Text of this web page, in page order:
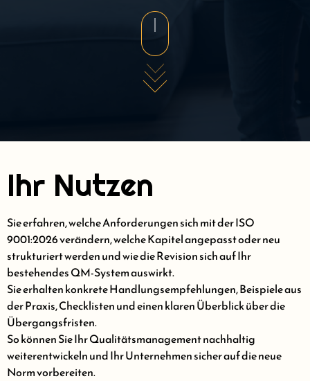
Ihr Nutzen
Sie erfahren, welche Anforderungen sich mit der ISO
9001:2026 verändern, welche Kapitel angepasst oder neu
strukturiert werden und wie die Revision sich auf Ihr
bestehendes QM-System auswirkt.
Sie erhalten konkrete Handlungsempfehlungen, Beispiele aus
der Praxis, Checklisten und einen klaren Überblick über die
Übergangsfristen.
So können Sie Ihr Qualitätsmanagement nachhaltig
weiterentwickeln und Ihr Unternehmen sicher auf die neue
Norm vorbereiten.